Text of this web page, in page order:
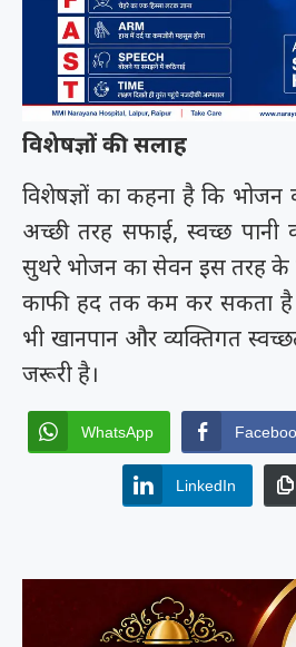
विशेषज्ञों की सलाह
विशेषज्ञों का कहना है कि
अच्छी तरह सफाई, स्वच्छ
सुथरे भोजन का सेवन इस तरह
काफी हद तक कम कर सकता है।
भी खानपान और व्यक्तिगत
जरूरी है।
WhatsApp
LinkedIn